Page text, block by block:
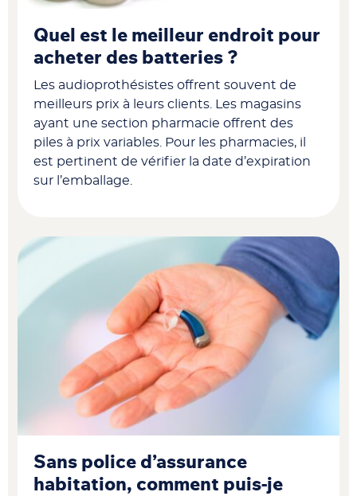
Quel est le meilleur endroit pour
acheter des batteries ?
Les audioprothésistes offrent souvent de
meilleurs prix à leurs clients. Les magasins
ayant une section pharmacie offrent des
piles à prix variables. Pour les pharmacies, il
est pertinent de vérifier la date d’expiration
sur l’emballage.
Sans police d’assurance
habitation, comment puis-je